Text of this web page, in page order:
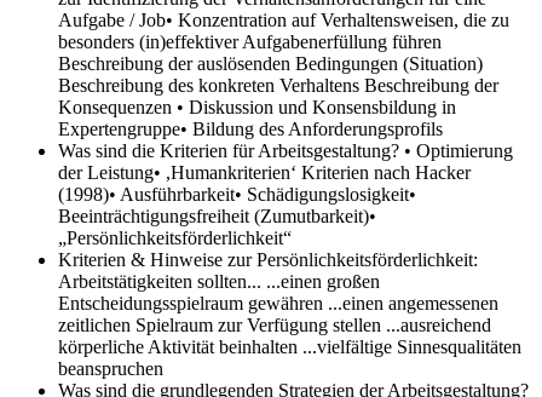
Aufgabe / Job• Konzentration auf Verhaltensweisen, die zu
besonders (in)effektiver Aufgabenerfüllung führen
Beschreibung der auslösenden Bedingungen (Situation)
Beschreibung des konkreten Verhaltens Beschreibung der
Konsequenzen • Diskussion und Konsensbildung in
Expertengruppe• Bildung des Anforderungsprofils
Was sind die Kriterien für Arbeitsgestaltung? • Optimierung
der Leistung• ,Humankriterien‘ Kriterien nach Hacker
(1998)• Ausführbarkeit• Schädigungslosigkeit•
Beeinträchtigungsfreiheit (Zumutbarkeit)•
„Persönlichkeitsförderlichkeit“
Kriterien & Hinweise zur Persönlichkeitsförderlichkeit:
Arbeitstätigkeiten sollten... ...einen großen
Entscheidungsspielraum gewähren ...einen angemessenen
zeitlichen Spielraum zur Verfügung stellen ...ausreichend
körperliche Aktivität beinhalten ...vielfältige Sinnesqualitäten
beanspruchen
Was sind die grundlegenden Strategien der Arbeitsgestaltung?